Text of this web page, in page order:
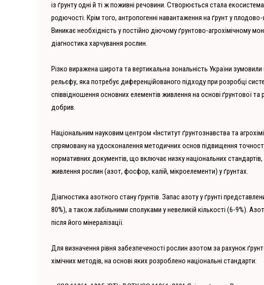
із ґрунту одні й ті ж поживні речовини. Створюється стала
родючості. Крім того, антропогенні навантаження на ґрунт у
Виникає необхідність у постійно діючому ґрунтово-агрохімічному
діагностика харчування рослин.
Різко виражена широта та вертикальна зональність України
рельєфу, яка потребує диференційованого підходу при розробці
співвідношення основних елементів живлення на основі ґрунтової та
добрив.
Національним науковим центром «Інститут ґрунтознавства та
спрямовану на удосконалення методичних основ підвищення
нормативних документів, що включає низку національних
живлення рослин (азот, фосфор, калій, мікроелементи) у ґрунтах.
Діагностика азотного стану ґрунтів. Запас азоту у ґрунті
80%), а також лабільними сполуками у невеликій кількості (6-9%).
після його мінералізації.
Для визначення рівня забезпеченості рослин азотом за рахунок
хімічних методів, на основі яких розроблено національні стандарти: